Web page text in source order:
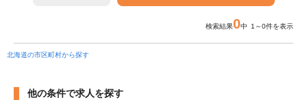
検索結果0中 1～0件を表示
北海道の市区町村から探す
他の条件で求人を探す